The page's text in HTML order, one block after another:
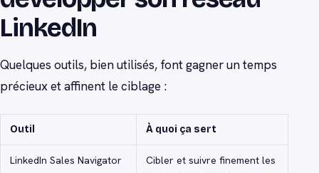
LinkedIn
Quelques outils, bien utilisés, font gagner un temps
précieux et affinent le ciblage :
Outil À quoi ça sert
LinkedIn Sales Navigator
Cibler et suivre finement les